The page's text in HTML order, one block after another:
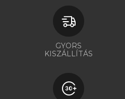
GYORS
KISZÁLLÍTÁS